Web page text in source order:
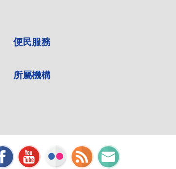
便民服務
所屬機構